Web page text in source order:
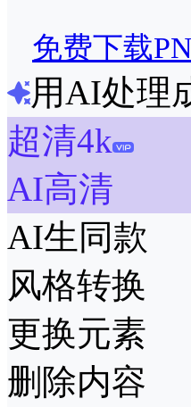
免费下载
用AI处理
超清4k
AI高清
AI生同款
风格转换
更换元素
删除内容